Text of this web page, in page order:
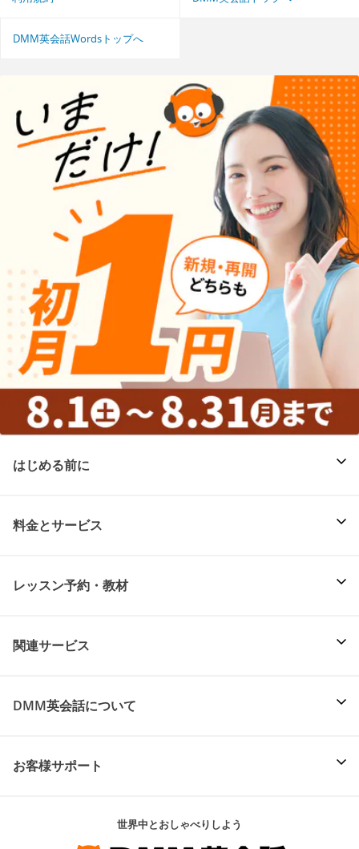
DMM英会話Wordsトップへ
はじめる前に
料金とサービス
レッスン予約・教材
関連サービス
DMM英会話について
お客様サポート
世界中とおしゃべりしよう